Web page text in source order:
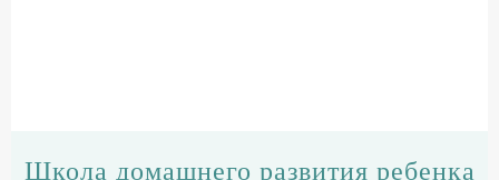
Школа домашнего развития ребенка